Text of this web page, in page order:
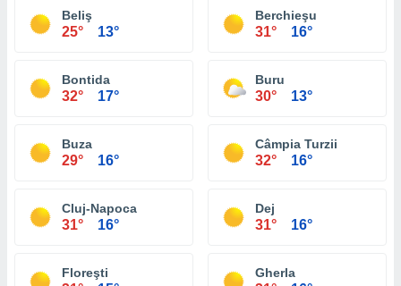
Beliş
25° 13°
Berchieşu
31° 16°
Bontida
32° 17°
Buru
30° 13°
Buza
29° 16°
Câmpia Turzii
32° 16°
Cluj-Napoca
31° 16°
Dej
31° 16°
Floreşti Gherla